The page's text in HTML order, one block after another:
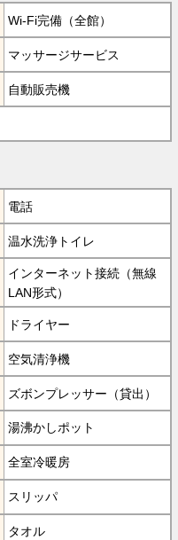
Wi-Fi完備（全館）
マッサージサービス
自動販売機
電話
温水洗浄トイレ
インターネット接続（無線
LAN形式）
ドライヤー
空気清浄機
ズボンプレッサー（貸出）
湯沸かしポット
全室冷暖房
スリッパ
タオル